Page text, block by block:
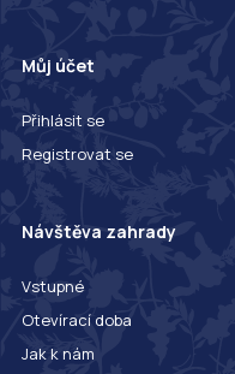
Můj účet
Přihlásit se
Registrovat se
Návštěva zahrady
Vstupné
Otevírací doba
Jak k nám